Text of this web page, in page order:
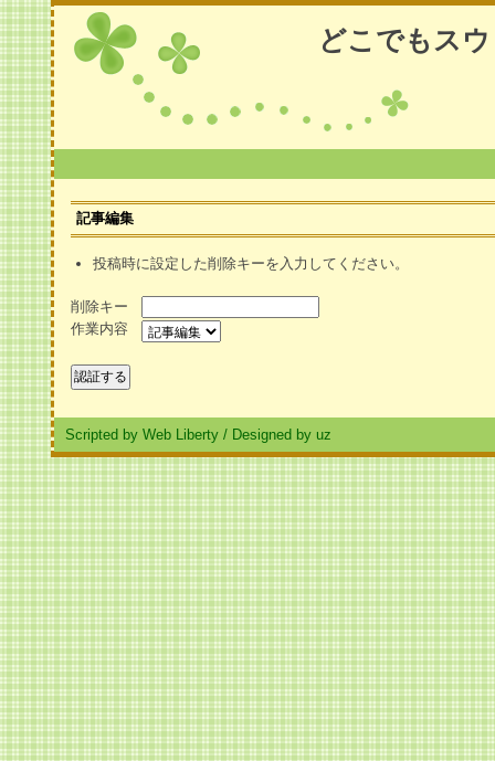
どこでもス
記事編集
投稿時に設定した削除キーを入力してください。
削除キー
作業内容
Scripted by Web Liberty / Designed by uz